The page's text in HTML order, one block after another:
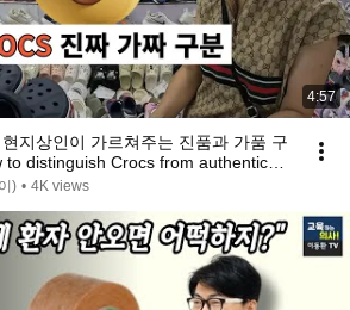
4:57
지상인이 가르쳐주는 진품과 가품 구
to distinguish Crocs from authentic
) • 4K views